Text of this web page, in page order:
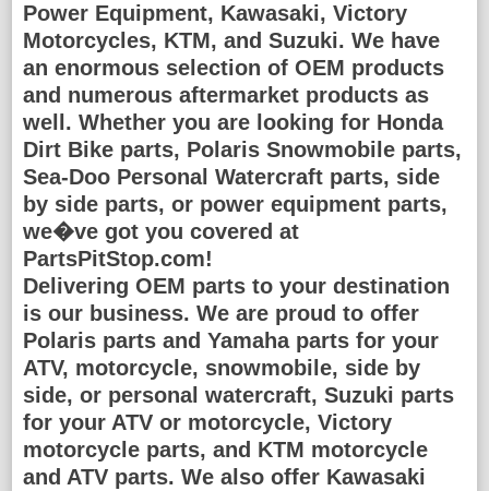
Power Equipment, Kawasaki, Victory
Motorcycles, KTM, and Suzuki. We have
an enormous selection of OEM products
and numerous aftermarket products as
well. Whether you are looking for Honda
Dirt Bike parts, Polaris Snowmobile parts,
Sea-Doo Personal Watercraft parts, side
by side parts, or power equipment parts,
we�ve got you covered at
PartsPitStop.com!
Delivering OEM parts to your destination
is our business. We are proud to offer
Polaris parts and Yamaha parts for your
ATV, motorcycle, snowmobile, side by
side, or personal watercraft, Suzuki parts
for your ATV or motorcycle, Victory
motorcycle parts, and KTM motorcycle
and ATV parts. We also offer Kawasaki